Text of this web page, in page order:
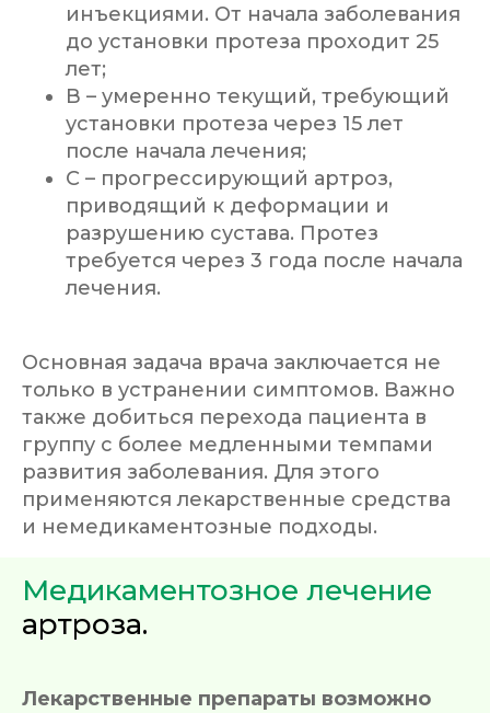
инъекциями. От начала заболевания
до установки протеза проходит 25
лет;
В – умеренно текущий, требующий
установки протеза через 15 лет
после начала лечения;
С – прогрессирующий артроз,
приводящий к деформации и
разрушению сустава. Протез
требуется через 3 года после начала
лечения.
Основная задача врача заключается не
только в устранении симптомов. Важно
также добиться перехода пациента в
группу с более медленными темпами
развития заболевания. Для этого
применяются лекарственные средства
и немедикаментозные подходы.
Медикаментозное лечение
артроза.
Лекарственные препараты возможно